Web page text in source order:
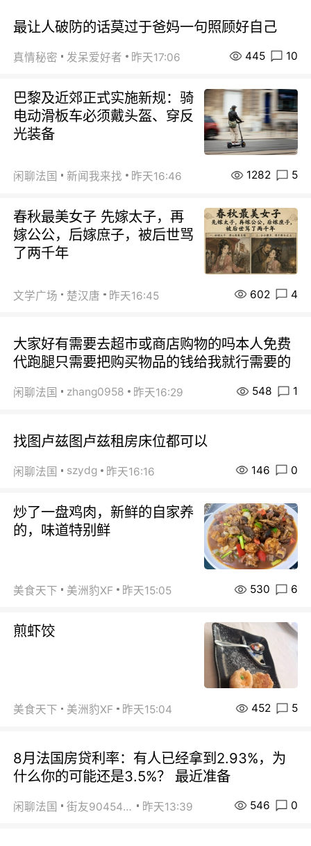
最让人破防的话莫过于爸妈一句照顾好自己
真情秘密 发呆爱好者 昨天17:06 445 10
巴黎及近郊正式实施新规：骑
电动滑板车必须戴头盔、穿反
光装备
闲聊法国 新闻我来找 昨天16:46 1282 5
春秋最美女子 先嫁太子，再
嫁公公，后嫁庶子，被后世骂
了两千年
文学广场 楚汉唐 昨天16:45 602 4
大家好有需要去超市或商店购物的吗本人免费
代跑腿只需要把购买物品的钱给我就行需要的
闲聊法国 zhang0958 昨天16:29 548 1
找图卢兹图卢兹租房床位都可以
闲聊法国 szydg 昨天16:16 146 0
炒了一盘鸡肉，新鲜的自家养
的，味道特别鲜
美食天下 美洲豹XF 昨天15:05 530 6
煎虾饺
美食天下 美洲豹XF 昨天15:04 452 5
8月法国房贷利率：有人已经拿到2.93%，为
什么你的可能还是3.5%？ 最近准备
闲聊法国 街友90454511 昨天13:39 546 0